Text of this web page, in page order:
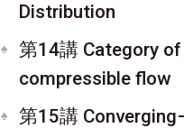
Distribution
第14講 Category of
compressible flow
第15講